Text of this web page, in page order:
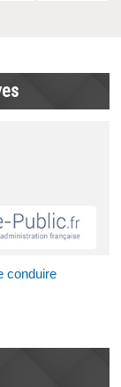
conduire